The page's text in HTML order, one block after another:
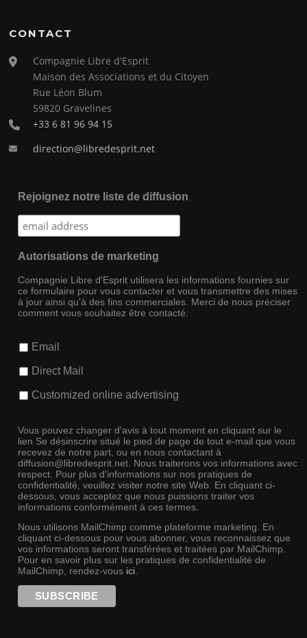
CONTACT
Compagnie Libre d'Esprit
Maison des Associations et du Citoyen
Rue Léon Blum
59820 Gravelines
+33 6 81 96 94 15
direction@libredesprit.net
Rejoignez notre liste de diffusion
Autorisations de marketing
Compagnie Libre d'Esprit utilisera les informations fournies sur
ce formulaire pour vous contacter et vous transmettre des mises
à jour ainsi qu'à des fins commerciales. Merci de nous préciser
comment vous souhaitez être contacté:
Email
Direct Mail
Customized online advertising
Vous pouvez changer d'avis à tout moment en cliquant sur le
lien Se désinscrire situé le pied de page de tout e-mail que vous
recevez de notre part, ou en nous contactant à
diffusion@libredesprit.net. Nous traiterons vos informations avec
respect. Pour plus d'informations sur nos pratiques de
confidentialité, veuillez visiter notre site Web. En cliquant ci-
dessous, vous acceptez que nous puissions traiter vos
informations conformément à ces termes.
Nous utilisons MailChimp comme plateforme marketing. En
cliquant ci-dessous pour vous abonner, vous reconnaissez que
vos informations seront transférées et traitées par MailChimp.
Pour en savoir plus sur les pratiques de confidentialité de
MailChimp, rendez-vous ici.